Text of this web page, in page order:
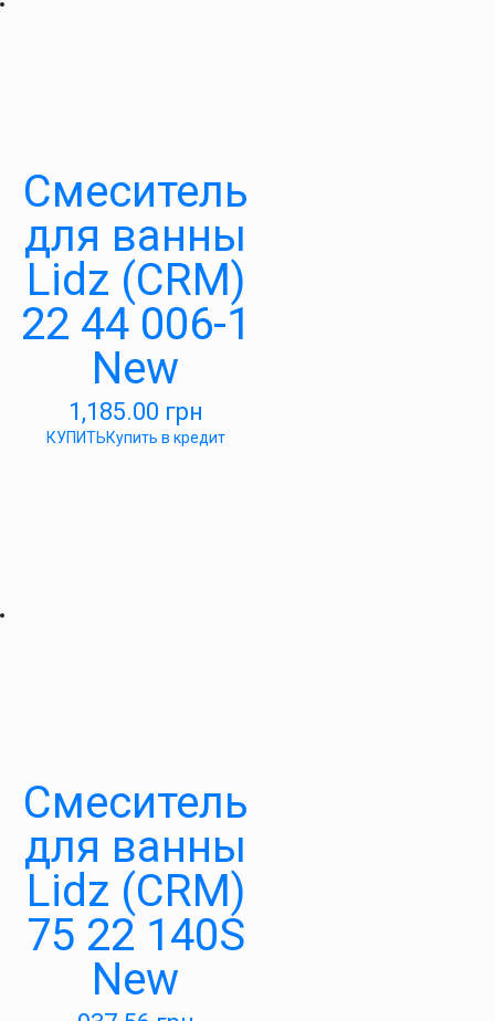
Смеситель
для ванны
Lidz (CRM)
22 44 006-1
New
1,185.00 грн
КУПИТЬКупить в кредит
Смеситель
для ванны
Lidz (CRM)
75 22 140S
New